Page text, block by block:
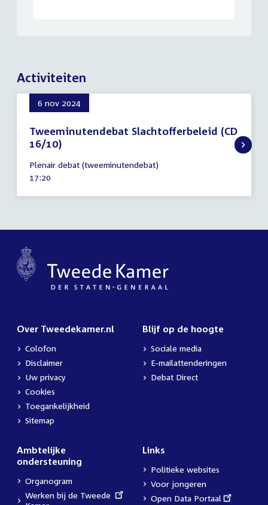
Activiteiten
6 nov 2024
Tweeminutendebat Slachtofferbeleid (CD
16/10)
november
2024
Plenair debat (tweeminutendebat)
Tijd
17:20
Over Tweedekamer.nl
Colofon
Disclaimer
Uw privacy
Cookies
Toegankelijkheid
Sitemap
Blijf op de hoogte
Sociale media
E-mailattenderingen
Debat Direct
Ambtelijke
ondersteuning
Organogram
External
Werken bij de Tweede
Links
Politieke websites
Voor jongeren
External
Open Data Portaal